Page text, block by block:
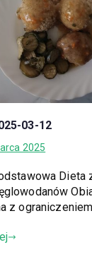
03-12
2025
Dieta
z